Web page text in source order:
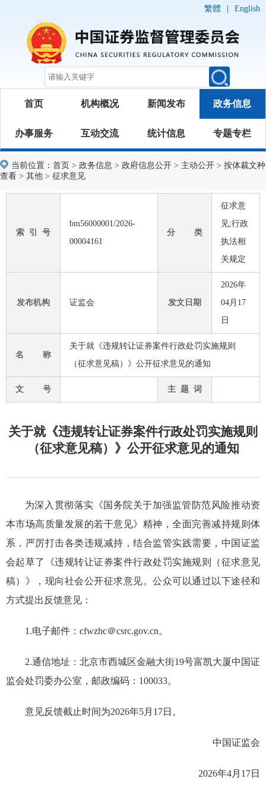
繁體 English
首页 机构概况 新闻发布 政务信息
办事服务 互动交流 统计信息 专题专栏
当前位置： 首页 > 政务信息 > 政府信息公开 > 主动公开 > 按体裁文种
查看 > 其他 > 征求意见
索 引 号
bm56000001/2026-
00004161
分 类
征求意
见;行政
执法相
关规定
发布机构 证监会 发文日期
2026年
04月17
日
名 称
关于就《违规转让证券案件行政处罚实施规则
（征求意见稿）》公开征求意见的通知
文 号 主 题 词
关于就《违规转让证券案件行政处罚实施规则
（征求意见稿）》公开征求意见的通知
为深入贯彻落实《国务院关于加强监管防范风险推动资
本市场高质量发展的若干意见》精神，全面完善减持规则体
系，严厉打击各类违规减持，结合监管实践需要， 中国证监
会起草了
《违规转让证券案件行政处罚实施规则（征求意见
稿）》
，现向社会公开征求意见。公众可以通过以下途径和
方式提出反馈意见：
1.电子邮件： cfwzhc＠csrc.gov.cn。
2.通信地址：北京市西城区金融大街19号富凯大厦中国证
监会处罚委办公室 ，邮政编码：100033。
意见反馈截止时间为2026年5月 17日。
中国证监会
2026年4月17日